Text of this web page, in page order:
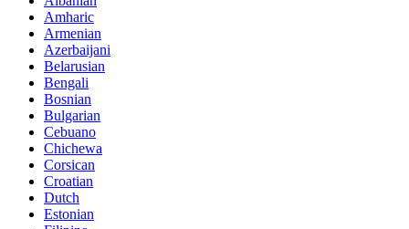
Amharic
Armenian
Azerbaijani
Belarusian
Bengali
Bosnian
Bulgarian
Cebuano
Chichewa
Corsican
Croatian
Dutch
Estonian